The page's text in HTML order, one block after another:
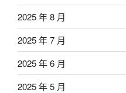
2025 年 8 月
2025 年 7 月
2025 年 6 月
2025 年 5 月